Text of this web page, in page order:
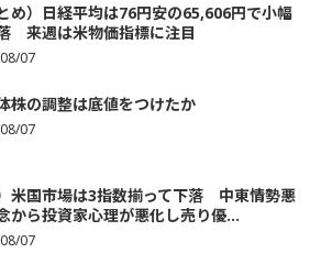
とめ）日経平均は76円安の65,606円で小幅
来週は米物価指標に注目
07
株の調整は底値をつけたか
07
）米国市場は3指数揃って下落 中東情勢悪
から投資家心理が悪化し売り優...
07